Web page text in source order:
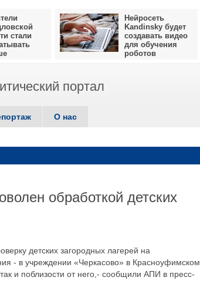
стали
Нейросеть
Kandinsky будет
создавать видео
для обучения
роботов
портал
О нас
обработкой детских
детских загородных лагерей на
- в учреждении «Черкасово» в Красноуфимском
и поблизости от него,- сообщили АПИ в пресс-